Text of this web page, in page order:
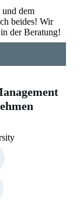
dem
beides! Wir
der Beratung!